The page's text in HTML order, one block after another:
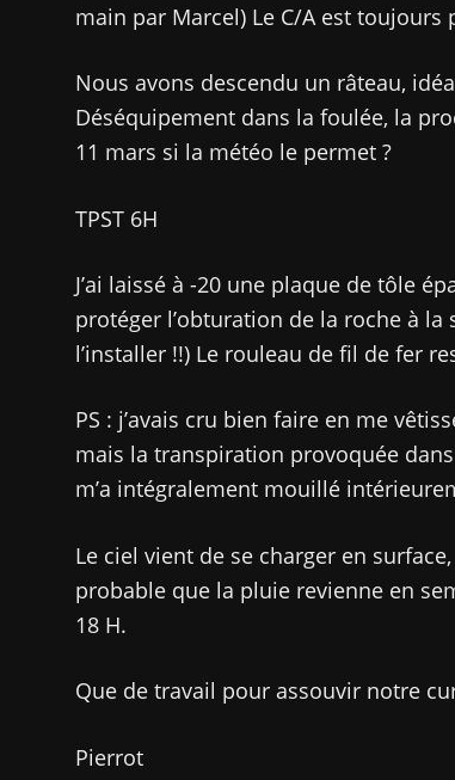
main par Marcel) Le C/A est
Nous avons descendu un râteau,
Déséquipement dans la foulée, la
11 mars si la météo le permet ?
TPST 6H
J’ai laissé à -20 une plaque de tôle
protéger l’obturation de la roche à
l’installer !!) Le rouleau de fil de fer
PS : j’avais cru bien faire en me
mais la transpiration provoquée
m’a intégralement mouillé
Le ciel vient de se charger en
probable que la pluie revienne en
18 H.
Que de travail pour assouvir notre
Pierrot